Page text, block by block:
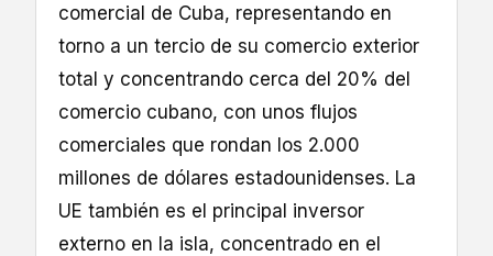
comercial de Cuba, representando en
torno a un tercio de su comercio exterior
total y concentrando cerca del 20% del
comercio cubano, con unos flujos
comerciales que rondan los 2.000
millones de dólares estadounidenses. La
UE también es el principal inversor
externo en la isla, concentrado en el